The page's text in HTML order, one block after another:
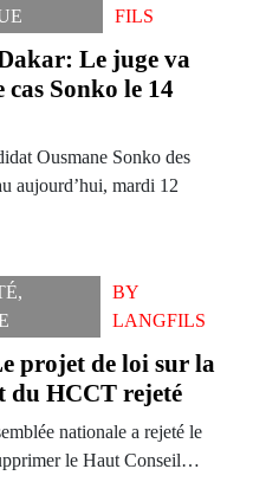
FILS
Le juge va
cas Sonko le 14
Ousmane Sonko des
aujourd’hui, mardi 12
,
BY
LANGFILS
projet de loi sur la
du HCCT rejeté
nationale a rejeté le
le Haut Conseil…